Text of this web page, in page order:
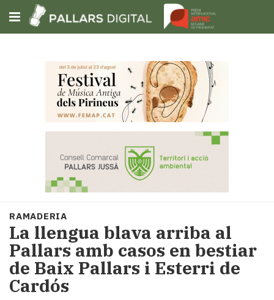
Subscriu-t'hi
Portada
Societat
Política
i
municipis
Economia
i
RAMADERIA
La llengua blava arriba al
Pallars amb casos en bestiar
de Baix Pallars i Esterri de
Cardós